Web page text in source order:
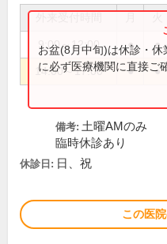
9:00～12:00 ● ●
14:00～17:00 ● ●
お盆(8月中旬)は休診・
に必ず医療機関に直接ご
備考: 土曜AMのみ
臨時休診あり
休診日: 日、祝
この医